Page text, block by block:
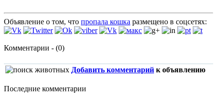
Объявление о том, что пропала кошка размещено в соцсетях:
Комментарии - (0)
Добавить комментарий к объявлению
Последние комментарии